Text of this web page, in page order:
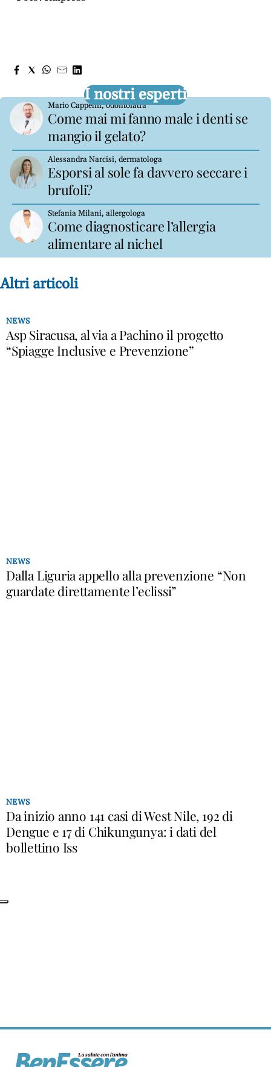
I nostri esperti
Come mai mi fanno male i denti se
mangio il gelato?
Mario Cappelin, odontoiatra
Esporsi al sole fa davvero seccare i
brufoli?
Alessandra Narcisi, dermatologa
Come diagnosticare l’allergia
alimentare al nichel
Stefania Milani, allergologa
Altri articoli
NEWS
Asp Siracusa, al via a Pachino il progetto
“Spiagge Inclusive e Prevenzione”
NEWS
Dalla Liguria appello alla prevenzione “Non
guardate direttamente l’eclissi”
NEWS
Da inizio anno 141 casi di West Nile, 192 di
Dengue e 17 di Chikungunya: i dati del
bollettino Iss